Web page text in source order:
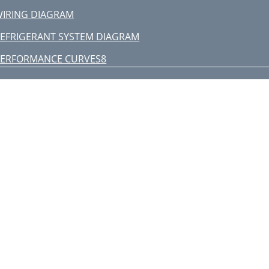
DIAGRAM
SYSTEM DIAGRAM
CURVES8
input (Cooling :